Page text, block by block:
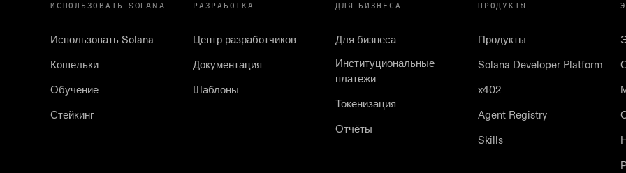
ИСПОЛЬЗОВАТЬ SOLANA
Использовать Solana
Кошельки
Обучение
Стейкинг
РАЗРАБОТКА
Центр разработчиков
Документация
Шаблоны
ДЛЯ БИЗНЕСА
Для бизнеса
Институциональные
платежи
Токенизация
Отчёты
ПРОДУКТЫ
Продукты
Solana Developer Platform
x402
Agent Registry
Skills